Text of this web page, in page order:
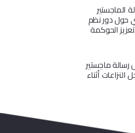
الماجستير
حول دور نظم
الحوكمة
رسالة ماجستير
أثناء